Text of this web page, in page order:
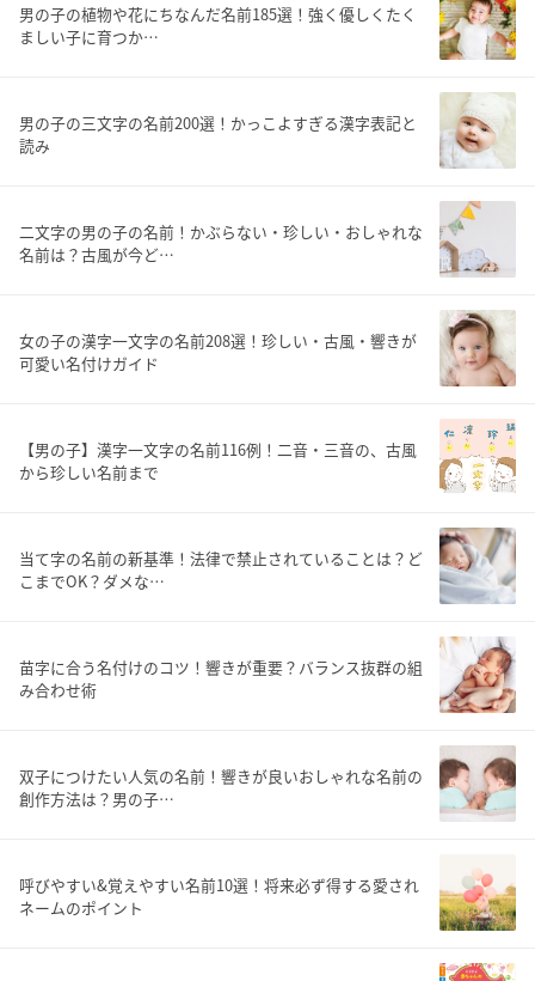
男の子の植物や花にちなんだ名前185選！強く優しくたく
ましい子に育つか…
男の子の三文字の名前200選！かっこよすぎる漢字表記と
読み
二文字の男の子の名前！かぶらない・珍しい・おしゃれな
名前は？古風が今ど…
女の子の漢字一文字の名前208選！珍しい・古風・響きが
可愛い名付けガイド
【男の子】漢字一文字の名前116例！二音・三音の、古風
から珍しい名前まで
当て字の名前の新基準！法律で禁止されていることは？ど
こまでOK？ダメな…
苗字に合う名付けのコツ！響きが重要？バランス抜群の組
み合わせ術
双子につけたい人気の名前！響きが良いおしゃれな名前の
創作方法は？男の子…
呼びやすい&覚えやすい名前10選！将来必ず得する愛され
ネームのポイント